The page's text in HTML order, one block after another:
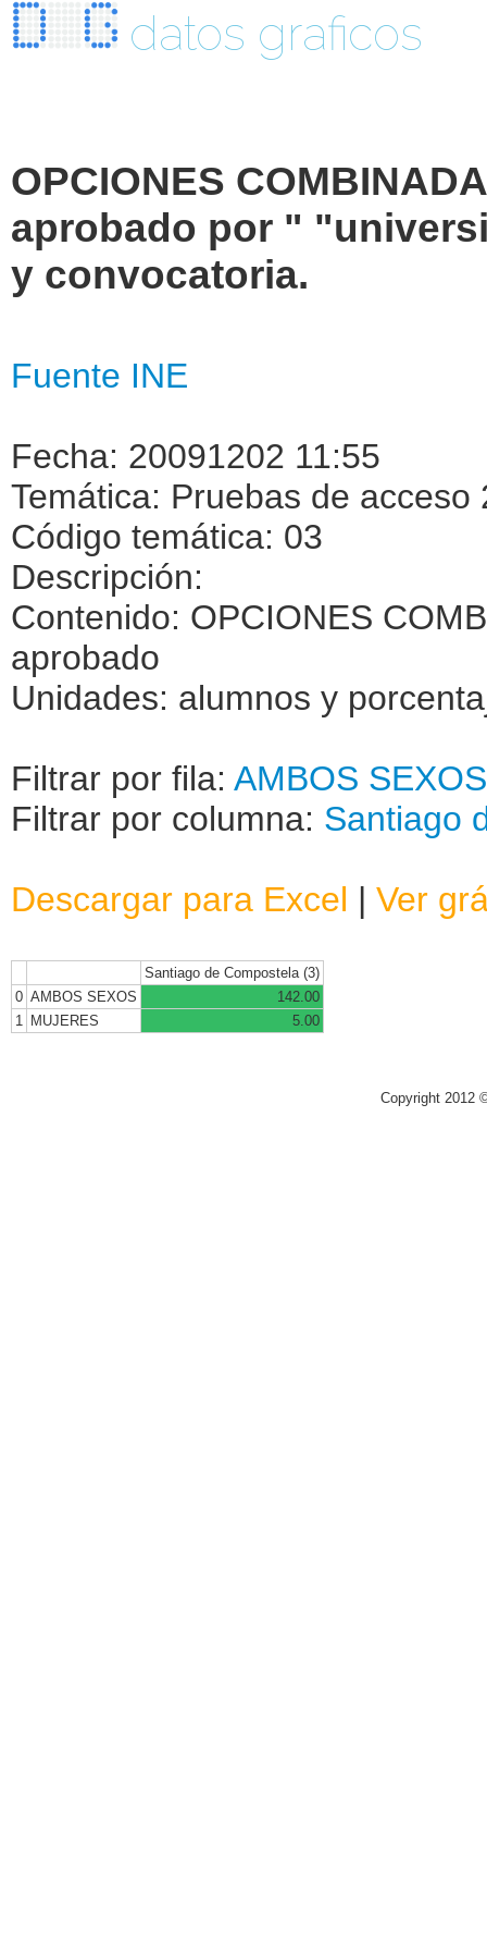
datos graficos
OPCIONES
aprobado por "
y convocatoria.
Fuente INE
Fecha: 20091202 11:55
Temática: Pruebas de
Código temática: 03
Descripción:
Contenido: OPCIONES
aprobado
Unidades: alumnos y
Filtrar por fila: AMBOS SEXOS
Filtrar por columna: Santiago
Descargar para Excel | Ver
Santiago de Compostela (3)
0 AMBOS SEXOS
142.00
1
MUJERES 5.00
Copyright 2012